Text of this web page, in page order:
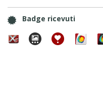
Badge ricevuti